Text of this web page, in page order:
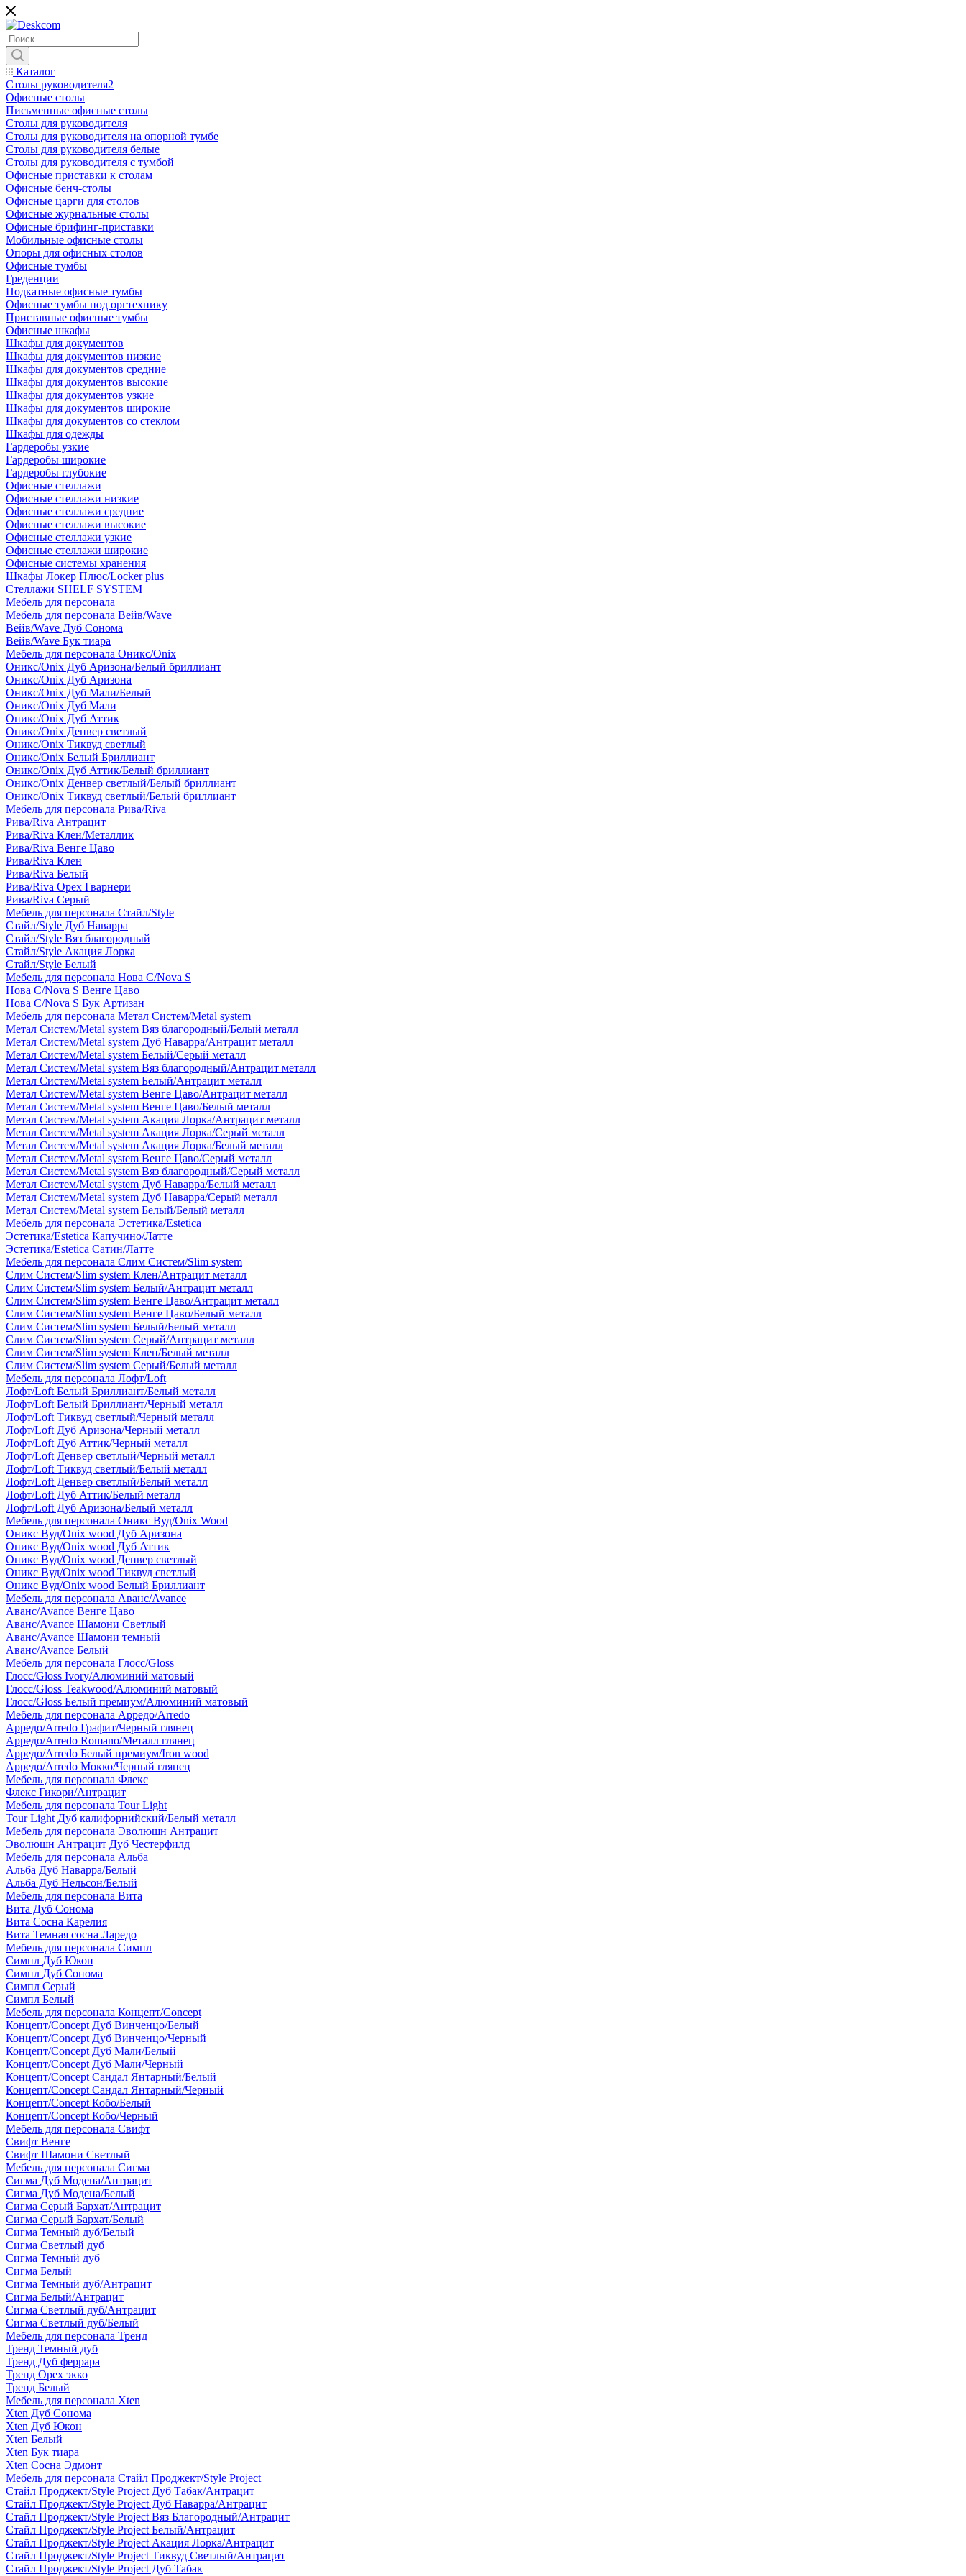
Каталог
Столы руководителя2
Офисные столы
Письменные офисные столы
Столы для руководителя
Столы для руководителя на опорной тумбе
Столы для руководителя белые
Столы для руководителя с тумбой
Офисные приставки к столам
Офисные бенч-столы
Офисные царги для столов
Офисные журнальные столы
Офисные брифинг-приставки
Мобильные офисные столы
Опоры для офисных столов
Офисные тумбы
Греденции
Подкатные офисные тумбы
Офисные тумбы под оргтехнику
Приставные офисные тумбы
Офисные шкафы
Шкафы для документов
Шкафы для документов низкие
Шкафы для документов средние
Шкафы для документов высокие
Шкафы для документов узкие
Шкафы для документов широкие
Шкафы для документов со стеклом
Шкафы для одежды
Гардеробы узкие
Гардеробы широкие
Гардеробы глубокие
Офисные стеллажи
Офисные стеллажи низкие
Офисные стеллажи средние
Офисные стеллажи высокие
Офисные стеллажи узкие
Офисные стеллажи широкие
Офисные системы хранения
Шкафы Локер Плюс/Locker plus
Стеллажи SHELF SYSTEM
Мебель для персонала
Мебель для персонала Вейв/Wave
Вейв/Wave Дуб Сонома
Вейв/Wave Бук тиара
Мебель для персонала Оникс/Onix
Оникс/Onix Дуб Аризона/Белый бриллиант
Оникс/Onix Дуб Аризона
Оникс/Onix Дуб Мали/Белый
Оникс/Onix Дуб Мали
Оникс/Onix Дуб Аттик
Оникс/Onix Денвер светлый
Оникс/Onix Тиквуд светлый
Оникс/Onix Белый Бриллиант
Оникс/Onix Дуб Аттик/Белый бриллиант
Оникс/Onix Денвер светлый/Белый бриллиант
Оникс/Onix Тиквуд светлый/Белый бриллиант
Мебель для персонала Рива/Riva
Рива/Riva Антрацит
Рива/Riva Клен/Металлик
Рива/Riva Венге Цаво
Рива/Riva Клен
Рива/Riva Белый
Рива/Riva Орех Гварнери
Рива/Riva Серый
Мебель для персонала Стайл/Style
Стайл/Style Дуб Наварра
Стайл/Style Вяз благородный
Стайл/Style Акация Лорка
Стайл/Style Белый
Мебель для персонала Нова С/Nova S
Нова С/Nova S Венге Цаво
Нова С/Nova S Бук Артизан
Мебель для персонала Метал Систем/Metal system
Метал Систем/Metal system Вяз благородный/Белый металл
Метал Систем/Metal system Дуб Наварра/Антрацит металл
Метал Систем/Metal system Белый/Серый металл
Метал Систем/Metal system Вяз благородный/Антрацит металл
Метал Систем/Metal system Белый/Антрацит металл
Метал Систем/Metal system Венге Цаво/Антрацит металл
Метал Систем/Metal system Венге Цаво/Белый металл
Метал Систем/Metal system Акация Лорка/Антрацит металл
Метал Систем/Metal system Акация Лорка/Серый металл
Метал Систем/Metal system Акация Лорка/Белый металл
Метал Систем/Metal system Венге Цаво/Серый металл
Метал Систем/Metal system Вяз благородный/Серый металл
Метал Систем/Metal system Дуб Наварра/Белый металл
Метал Систем/Metal system Дуб Наварра/Серый металл
Метал Систем/Metal system Белый/Белый металл
Мебель для персонала Эстетика/Estetica
Эстетика/Estetica Капучино/Латте
Эстетика/Estetica Сатин/Латте
Мебель для персонала Слим Систем/Slim system
Слим Систем/Slim system Клен/Антрацит металл
Слим Систем/Slim system Белый/Антрацит металл
Слим Систем/Slim system Венге Цаво/Антрацит металл
Слим Систем/Slim system Венге Цаво/Белый металл
Слим Систем/Slim system Белый/Белый металл
Слим Систем/Slim system Серый/Антрацит металл
Слим Систем/Slim system Клен/Белый металл
Слим Систем/Slim system Серый/Белый металл
Мебель для персонала Лофт/Loft
Лофт/Loft Белый Бриллиант/Белый металл
Лофт/Loft Белый Бриллиант/Черный металл
Лофт/Loft Тиквуд светлый/Черный металл
Лофт/Loft Дуб Аризона/Черный металл
Лофт/Loft Дуб Аттик/Черный металл
Лофт/Loft Денвер светлый/Черный металл
Лофт/Loft Тиквуд светлый/Белый металл
Лофт/Loft Денвер светлый/Белый металл
Лофт/Loft Дуб Аттик/Белый металл
Лофт/Loft Дуб Аризона/Белый металл
Мебель для персонала Оникс Вуд/Onix Wood
Оникс Вуд/Onix wood Дуб Аризона
Оникс Вуд/Onix wood Дуб Аттик
Оникс Вуд/Onix wood Денвер светлый
Оникс Вуд/Onix wood Тиквуд светлый
Оникс Вуд/Onix wood Белый Бриллиант
Мебель для персонала Аванс/Avance
Аванс/Avance Венге Цаво
Аванс/Avance Шамони Светлый
Аванс/Avance Шамони темный
Аванс/Avance Белый
Мебель для персонала Глосс/Gloss
Глосс/Gloss Ivory/Алюминий матовый
Глосс/Gloss Teakwood/Алюминий матовый
Глосс/Gloss Белый премиум/Алюминий матовый
Мебель для персонала Арредо/Arredo
Арредо/Arredo Графит/Черный глянец
Арредо/Arredo Romano/Металл глянец
Арредо/Arredo Белый премиум/Iron wood
Арредо/Arredo Мокко/Черный глянец
Мебель для персонала Флекс
Флекс Гикори/Антрацит
Мебель для персонала Tour Light
Tour Light Дуб калифорнийский/Белый металл
Мебель для персонала Эволюшн Антрацит
Эволюшн Антрацит Дуб Честерфилд
Мебель для персонала Альба
Альба Дуб Наварра/Белый
Альба Дуб Нельсон/Белый
Мебель для персонала Вита
Вита Дуб Сонома
Вита Сосна Карелия
Вита Темная сосна Ларедо
Мебель для персонала Симпл
Симпл Дуб Юкон
Симпл Дуб Сонома
Симпл Серый
Симпл Белый
Мебель для персонала Концепт/Concept
Концепт/Concept Дуб Винченцо/Белый
Концепт/Concept Дуб Винченцо/Черный
Концепт/Concept Дуб Мали/Белый
Концепт/Concept Дуб Мали/Черный
Концепт/Concept Сандал Янтарный/Белый
Концепт/Concept Сандал Янтарный/Черный
Концепт/Concept Кобо/Белый
Концепт/Concept Кобо/Черный
Мебель для персонала Свифт
Свифт Венге
Свифт Шамони Светлый
Мебель для персонала Сигма
Сигма Дуб Модена/Антрацит
Сигма Дуб Модена/Белый
Сигма Серый Бархат/Антрацит
Сигма Серый Бархат/Белый
Сигма Темный дуб/Белый
Сигма Светлый дуб
Сигма Темный дуб
Сигма Белый
Сигма Темный дуб/Антрацит
Сигма Белый/Антрацит
Сигма Светлый дуб/Антрацит
Сигма Светлый дуб/Белый
Мебель для персонала Тренд
Тренд Темный дуб
Тренд Дуб феррара
Тренд Орех экко
Тренд Белый
Мебель для персонала Xten
Xten Дуб Сонома
Xten Дуб Юкон
Xten Белый
Xten Бук тиара
Xten Сосна Эдмонт
Мебель для персонала Стайл Проджект/Style Project
Стайл Проджект/Style Project Дуб Табак/Антрацит
Стайл Проджект/Style Project Дуб Наварра/Антрацит
Стайл Проджект/Style Project Вяз Благородный/Антрацит
Стайл Проджект/Style Project Белый/Антрацит
Стайл Проджект/Style Project Акация Лорка/Антрацит
Стайл Проджект/Style Project Тиквуд Светлый/Антрацит
Стайл Проджект/Style Project Дуб Табак